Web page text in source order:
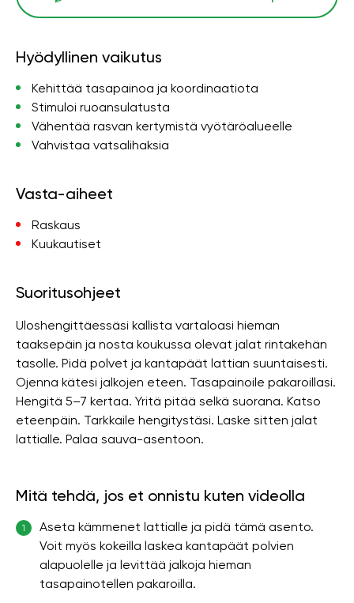
Hyödyllinen vaikutus
Kehittää tasapainoa ja koordinaatiota
Stimuloi ruoansulatusta
Vähentää rasvan kertymistä vyötäröalueelle
Vahvistaa vatsalihaksia
Vasta-aiheet
Raskaus
Kuukautiset
Suoritusohjeet
Uloshengittäessäsi kallista vartaloasi hieman
taaksepäin ja nosta koukussa olevat jalat rintakehän
tasolle. Pidä polvet ja kantapäät lattian suuntaisesti.
Ojenna kätesi jalkojen eteen. Tasapainoile pakaroillasi.
Hengitä 5–7 kertaa. Yritä pitää selkä suorana. Katso
eteenpäin. Tarkkaile hengitystäsi. Laske sitten jalat
lattialle. Palaa sauva-asentoon.
Mitä tehdä, jos et onnistu kuten videolla
1
Aseta kämmenet lattialle ja pidä tämä asento.
Voit myös kokeilla laskea kantapäät polvien
alapuolelle ja levittää jalkoja hieman
tasapainotellen pakaroilla.